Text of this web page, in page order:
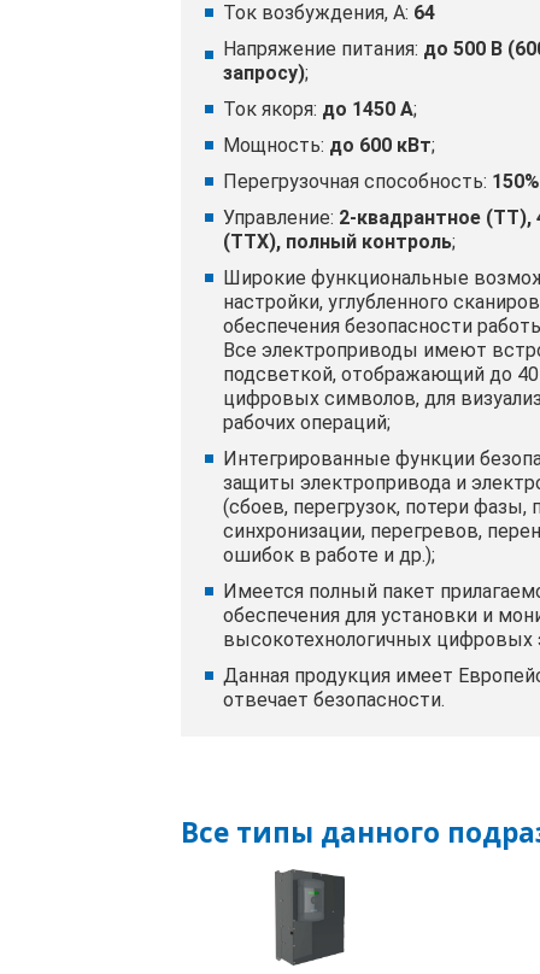
Ток возбуждения, A: 64
Напряжение питания: до 500 В
запросу);
Ток якоря: до 1450 А;
Мощность: до 600 кВт;
Перегрузочная способность:
Управление: 2-квадрантное (ТТ),
(ТТХ), полный контроль;
Широкие функциональные
настройки, углубленного
обеспечения безопасности
Все электроприводы имеют
подсветкой, отображающий до
цифровых символов, для
рабочих операций;
Интегрированные функции
защиты электропривода и
(сбоев, перегрузок, потери фазы,
синхронизации, перегревов,
ошибок в работе и др.);
Имеется полный пакет
обеспечения для установки и
высокотехнологичных цифровых
Данная продукция имеет
отвечает безопасности.
Все типы данного